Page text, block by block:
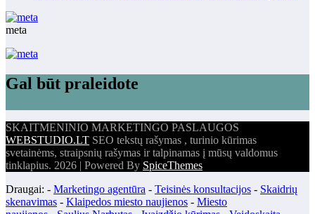
meta
Gal būt praleidote
SKAITMENINIO MARKETINGO PASLAUGOS
WEBSTUDIO.LT SEO tekstų rašymas , turinio kūrimas
svetainėms, straipsnių rašymas ir talpinamas į mūsų valdomus
tinklapius. 2026 | Powered By SpiceThemes
Draugai: - Marketingo agentūra - Teisinės konsultacijos - Skaidrių
skenavimas - Klaipedos miesto naujienos - Miesto